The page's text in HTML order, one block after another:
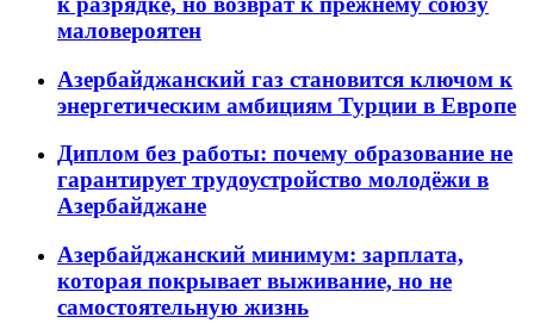
маловероятен
Азербайджанский газ становится ключом к
энергетическим амбициям Турции в Европе
Диплом без работы: почему образование не
гарантирует трудоустройство молодёжи в
Азербайджане
Азербайджанский минимум: зарплата,
которая покрывает выживание, но не
самостоятельную жизнь